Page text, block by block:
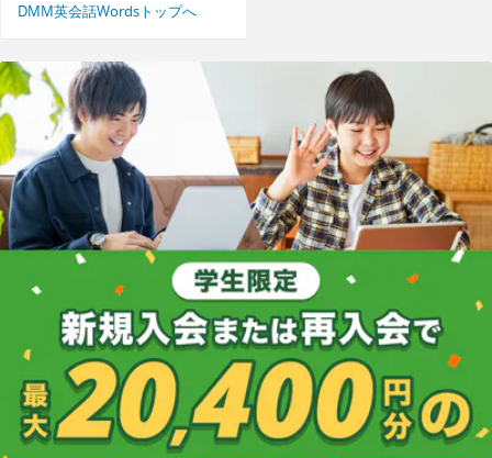
DMM英会話Wordsトップへ